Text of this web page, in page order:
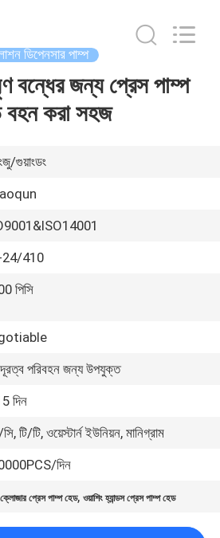
ডিপেনসার পাম্প
বন্ধের জন্য প্রেস পাম্প
বহন করা সহজ
গুয়াংডং
24/410
পিসি
দূরত্ব পরিবহন জন্য উপযুক্ত
দিন
টি/টি, ওয়েস্টার্ন ইউনিয়ন, মানিগ্রাম
দিন
প্রেস পাম্প হেড,ওয়াশিং হ্যান্ডস প্রেস পাম্প হেড